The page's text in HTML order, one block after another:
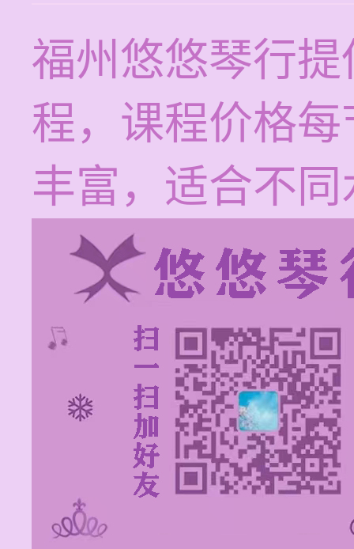
福州悠悠琴行
程，课程价格
丰富，适合不